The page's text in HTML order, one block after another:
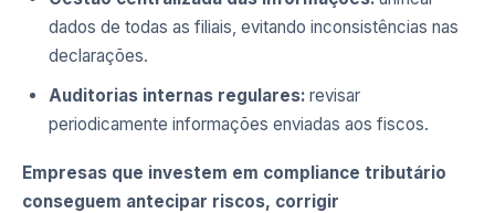
dados de todas as filiais, evitando inconsistências nas
declarações.
Auditorias internas regulares: revisar
periodicamente informações enviadas aos fiscos.
Empresas que investem em compliance tributário
conseguem antecipar riscos, corrigir